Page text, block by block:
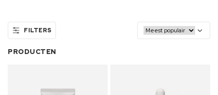
FILTERS
PRODUCTEN